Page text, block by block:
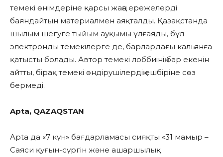
темекі өнімдеріне қарсы жаңа ережелерді
баяндайтын материалмен аяқталды. Қазақстанда
шылым шегуге тыйым ауқымы ұлғаяды, бұл
электронды темекілерге де, барлардағы кальянға
қатысты болады. Автор темекі лоббиінің бар екенін
айтты, бірақ темекі өндірушілердің ешбіріне сөз
бермеді.
Apta, QAZAQSTAN
Apta да «7 күн» бағдарламасы сияқты «31 мамыр –
Саяси қуғын-сүргін және ашаршылық